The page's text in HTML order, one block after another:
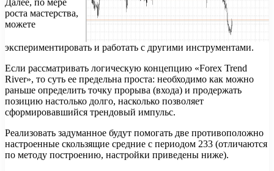
роста мастерства,
можете
экспериментировать и работать с другими инструментами.
Если рассматривать логическую концепцию «Forex Trend
River», то суть ее предельна проста: необходимо как можно
раньше определить точку прорыва (входа) и продержать
позицию настолько долго, насколько позволяет
сформировавшийся трендовый импульс.
Реализовать задуманное будут помогать две противоположно
настроенные скользящие средние с периодом 233 (отличаются
по методу построению, настройки приведены ниже).